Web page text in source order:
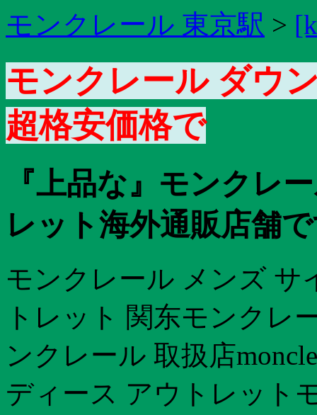
モンクレール 東京駅 >
モンクレール ダウ
超格安価格で
『上品な』モンクレ
レット海外通販店舗で
モンクレール メンズ サ
トレット 関东モンクレ
ンクレール 取扱店
ディース アウトレット